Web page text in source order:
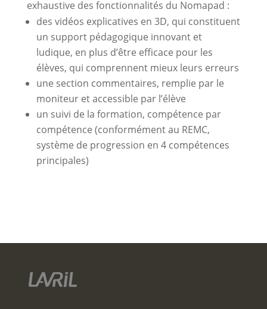
exhaustive des fonctionnalités du Nomapad :
des vidéos explicatives en 3D, qui constituent
un support pédagogique innovant et
ludique, en plus d’être efficace pour les
élèves, qui comprennent mieux leurs erreurs
une section commentaires, remplie par le
moniteur et accessible par l’élève
un suivi de la formation, compétence par
compétence (conformément au REMC,
système de progression en 4 compétences
principales)